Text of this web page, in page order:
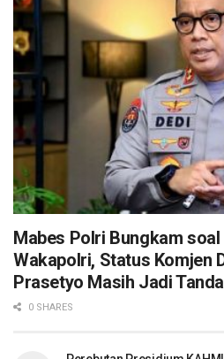
Mabes Polri Bungkam
Wakapolri, Status Komjen
Prasetyo Masih Jadi
0 SHARES